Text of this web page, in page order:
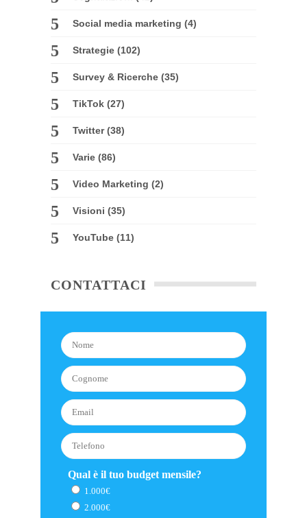
Social media marketing (4)
Strategie (102)
Survey & Ricerche (35)
TikTok (27)
Twitter(38)
Varie (86)
Video Marketing (2)
Visioni (35)
YouTube (11)
CONTATTACI
Qual è il tuo budget mensile?
1.000€
2.000€